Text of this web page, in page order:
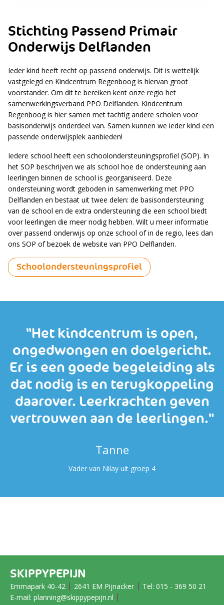
Stichting Passend Primair
Onderwijs Delflanden
Ieder kind heeft recht op passend onderwijs. Dit is wettelijk
vastgelegd en Kindcentrum Regenboog is hiervan groot
voorstander. Om dit te bereiken kent onze regio het
samenwerkingsverband PPO Delflanden. Kindcentrum
Regenboog is hier samen met tachtig andere scholen voor
basisonderwijs onderdeel van. Samen kunnen we ieder kind een
passende onderwijsplek aanbieden!
Iedere school heeft een schoolondersteuningsprofiel (SOP). In
het SOP beschrijven we als school hoe de ondersteuning aan
leerlingen binnen de school is georganiseerd. Deze
ondersteuning wordt geboden in samenwerking met PPO
Delflanden en bestaat uit twee delen: de basisondersteuning
van de school en de extra ondersteuning die een school biedt
voor leerlingen die meer nodig hebben. Wilt u meer informatie
over passend onderwijs op onze school of in de regio, lees dan
ons SOP of bezoek de website van PPO Delflanden.
Schoolondersteuningsprofiel
"Het kindcentrum is open,
ongedwongen en doelgericht.
Er is een goede begeleiding als
dat nodig is en terugkoppeling
daarover. Leerkrachten geven
vertrouwen aan de leerlingen."
Tanne
Vader van Nilay uit groep 4
SKIPPYPEPIJN
Emmapark 40-42 2641 EM Pijnacker Tel: 015 - 369 50 21
E-mail: planning@skippypepijn.nl